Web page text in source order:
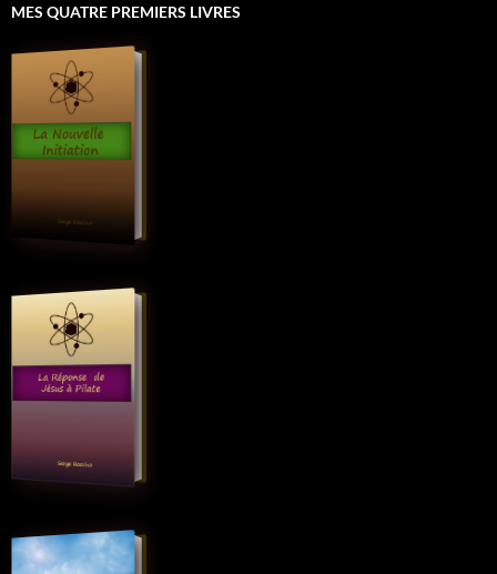
MES QUATRE PREMIERS LIVRES